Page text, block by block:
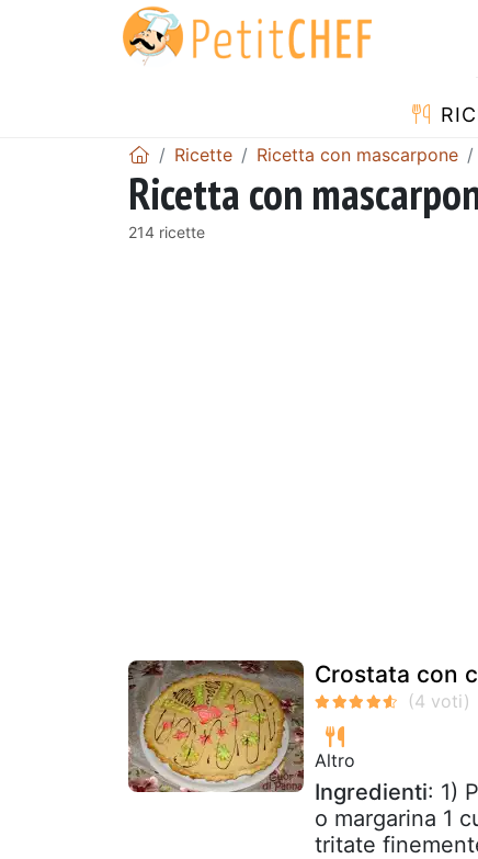
Ricette Ricetta con mascarpone
Ricetta con
214 ricette
Crostata con
Altro
Ingredienti: 1)
o margarina 1
tritate